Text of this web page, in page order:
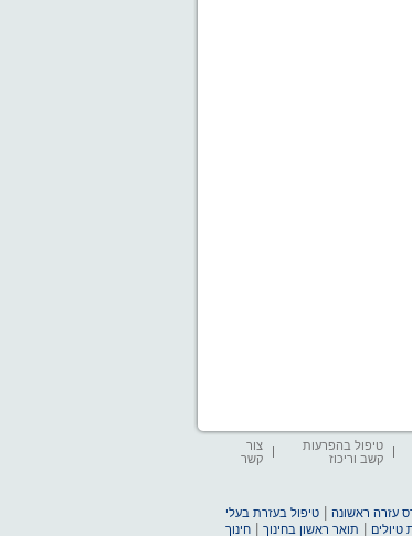
טיפול בהפרעות
קשב וריכוז
צור
קשר
עזרה ראשונה |טיפול בעזרת בעלי
תואר ראשון בחינוך |חינוך